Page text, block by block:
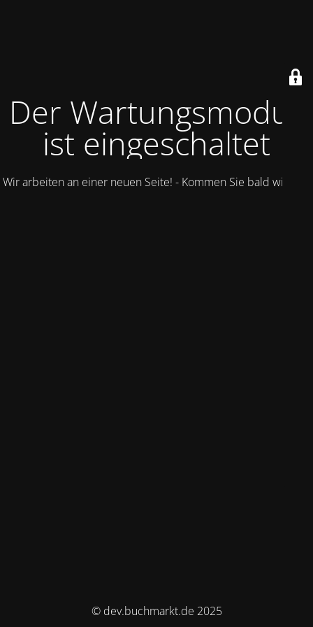
Der Wartungsmodus
ist eingeschaltet
Wir arbeiten an einer neuen Seite! - Kommen Sie bald wieder.
© dev.buchmarkt.de 2025